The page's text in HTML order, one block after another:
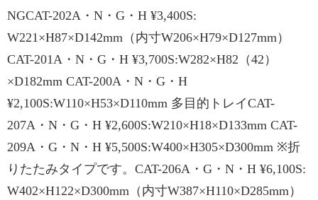
NGCAT-202A・N・G・H ¥3,400S:
W221×H87×D142mm（内寸W206×H79×D127mm）
CAT-201A・N・G・H ¥3,700S:W282×H82（42）
×D182mm CAT-200A・N・G・H
¥2,100S:W110×H53×D110mm 多目的トレイCAT-
207A・N・G・H ¥2,600S:W210×H18×D133mm CAT-
209A・G・N・H ¥5,500S:W400×H305×D300mm ※折
りたたみタイプです。CAT-206A・G・N・H ¥6,100S:
W402×H122×D300mm（内寸W387×H110×D285mm）